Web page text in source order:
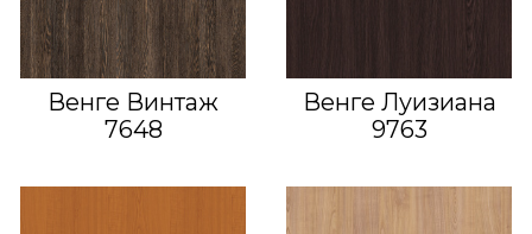
Венге Винтаж
7648
Венге Луизиана
9763